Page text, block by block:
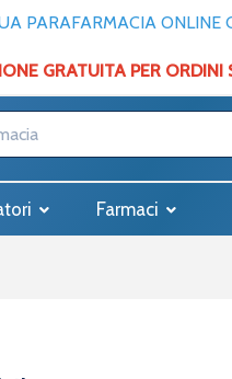
PARAFARMACIA ONLINE
GRATUITA PER
Farmaci